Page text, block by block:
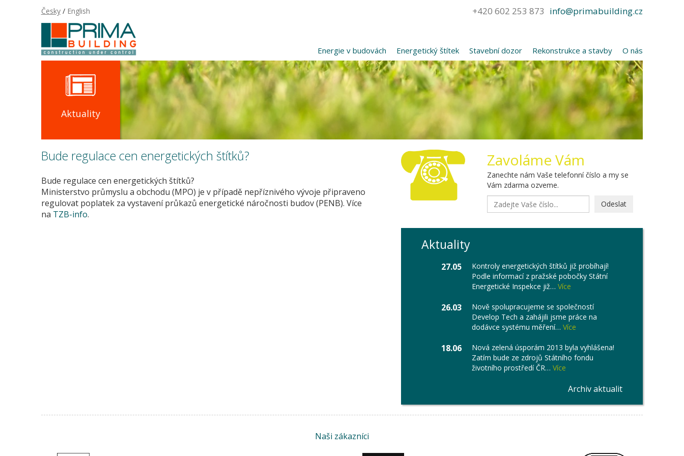
Česky/ English info@primabuilding.cz
+420 602 253 873
Energie v budovách Energetický štítek Stavební dozor Rekonstrukce a stavby O nás
Aktuality
Bude regulace cen energetických štítků?
Bude regulace cen energetických štítků?
Ministerstvo průmyslu a obchodu (MPO) je v případě nepříznivého vývoje připraveno
regulovat poplatek za vystavení průkazů energetické náročnosti budov (PENB). Více
na TZB-info.
Zavoláme Vám
Zanechte nám Vaše telefonní číslo a my se
Vám zdarma ozveme.
Odeslat
Aktuality
27.05
Kontroly energetických štítků již probíhají!
Podle informací z pražské pobočky Státní
Energetické Inspekce již… Více
26.03
Nově spolupracujeme se společností
Develop Tech a zahájili jsme práce na
dodávce systému měření… Více
18.06
Nová zelená úsporám 2013 byla vyhlášena!
Zatím bude ze zdrojů Státního fondu
životního prostředí ČR… Více
Archiv aktualit
Naši zákazníci